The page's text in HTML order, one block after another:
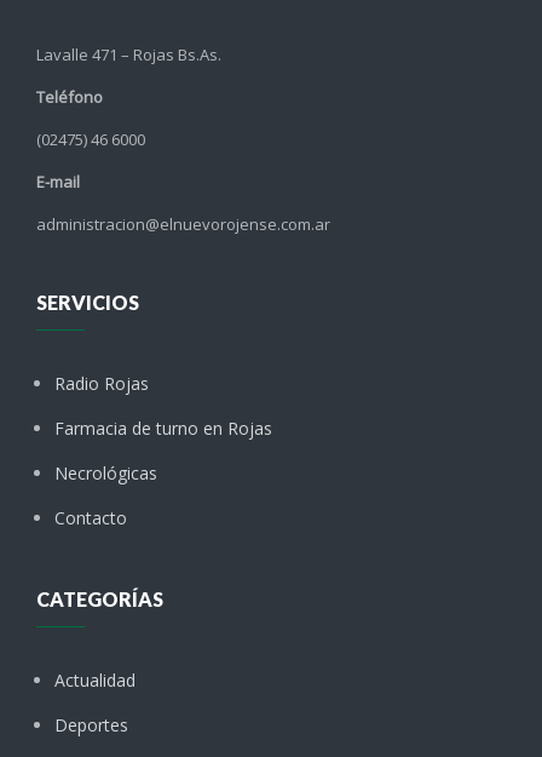
Lavalle 471 – Rojas Bs.As.
Teléfono
(02475) 46 6000
E-mail
administracion@elnuevorojense.com.ar
SERVICIOS
Radio Rojas
Farmacia de turno en Rojas
Necrológicas
Contacto
CATEGORÍAS
Actualidad
Deportes